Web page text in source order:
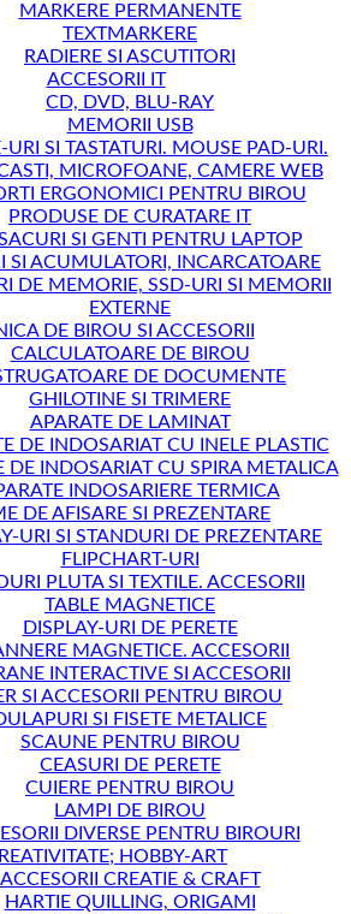
MARKERE PERMANENTE
TEXTMARKERE
RADIERE SI ASCUTITORI
ACCESORII IT
CD, DVD, BLU-RAY
MEMORII USB
URI SI TASTATURI. MOUSE PAD-URI.
MICROFOANE, CAMERE WEB
ERGONOMICI PENTRU BIROU
PRODUSE DE CURATARE IT
SI GENTI PENTRU LAPTOP
SI ACUMULATORI, INCARCATOARE
DE MEMORIE, SSD-URI SI MEMORII
EXTERNE
DE BIROU SI ACCESORII
CALCULATOARE DE BIROU
DE DOCUMENTE
GHILOTINE SI TRIMERE
APARATE DE LAMINAT
DE INDOSARIAT CU INELE PLASTIC
DE INDOSARIAT CU SPIRA METALICA
INDOSARIERE TERMICA
DE AFISARE SI PREZENTARE
URI SI STANDURI DE PREZENTARE
FLIPCHART-URI
PLUTA SI TEXTILE. ACCESORII
TABLE MAGNETICE
DISPLAY-URI DE PERETE
MAGNETICE. ACCESORII
INTERACTIVE SI ACCESORII
SI ACCESORII PENTRU BIROU
SI FISETE METALICE
SCAUNE PENTRU BIROU
CEASURI DE PERETE
CUIERE PENTRU BIROU
LAMPI DE BIROU
DIVERSE PENTRU BIROURI
HOBBY-ART
ACCESORII CREATIE & CRAFT
HARTIE QUILLING, ORIGAMI